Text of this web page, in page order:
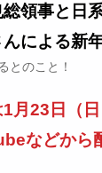
領事と日
による新
とのこと！
月23日（
などから